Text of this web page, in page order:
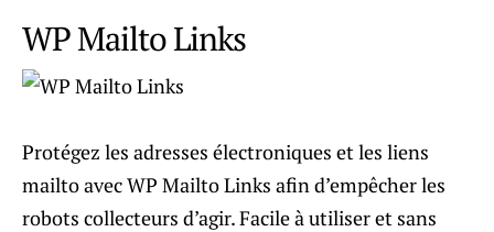
WP Mailto Links
Protégez les adresses électroniques et les liens
mailto avec WP Mailto Links afin d’empêcher les
robots collecteurs d’agir. Facile à utiliser et sans